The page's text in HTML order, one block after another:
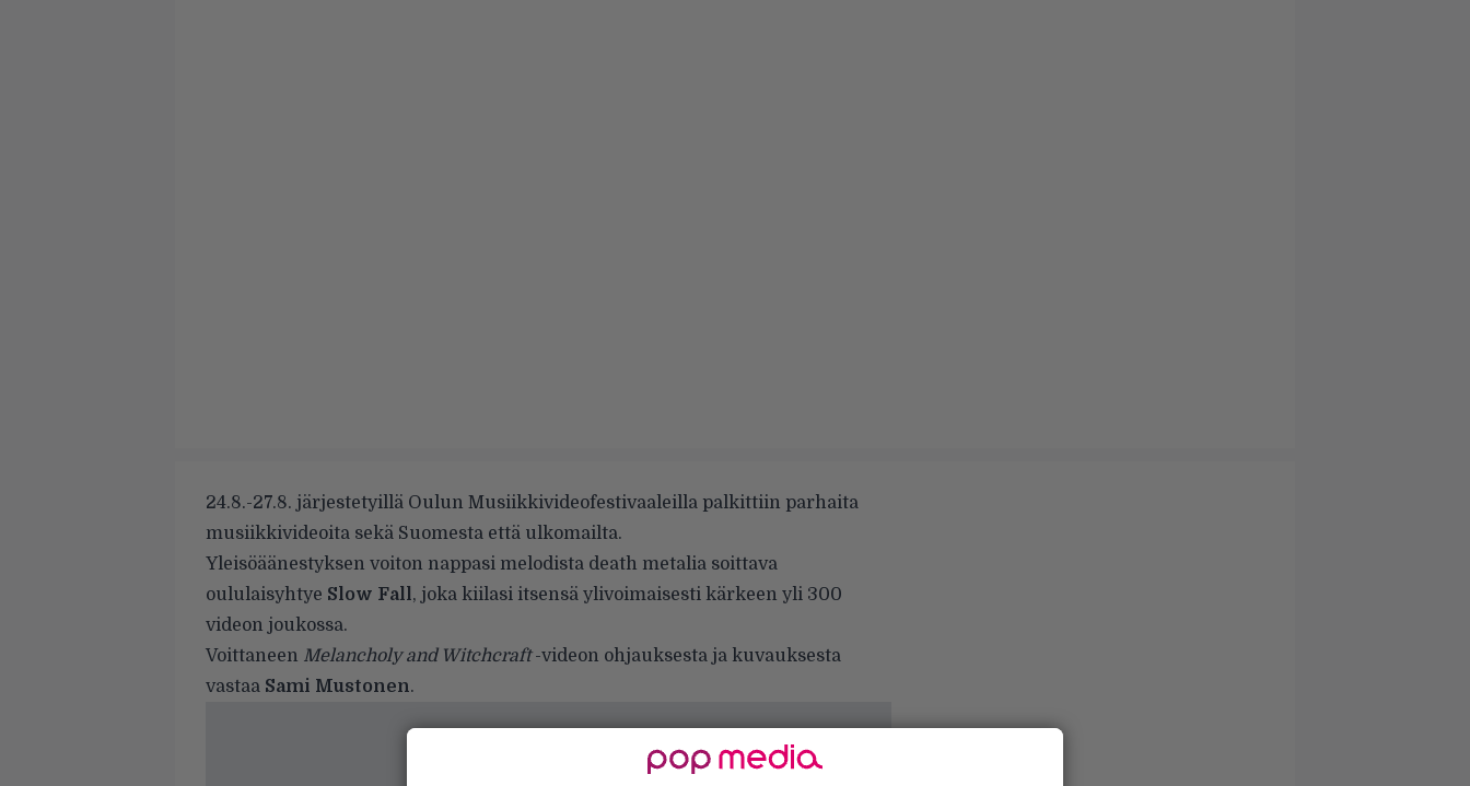
24.8.-27.8. järjestetyillä Oulun Musiikkivideofestivaaleilla palkittiin parhaita
musiikkivideoita sekä Suomesta että ulkomailta.
Yleisöäänestyksen voiton nappasi melodista death metalia soittava
oululaisyhtye Slow Fall, joka kiilasi itsensä ylivoimaisesti kärkeen yli 300
videon joukossa.
Voittaneen Melancholy and Witchcraft-videon ohjauksesta ja kuvauksesta
vastaa Sami Mustonen.